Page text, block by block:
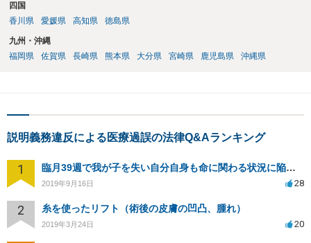
四国
香川県
愛媛県 高知県 徳島県
九州・沖縄
福岡県
佐賀県 長崎県 熊本県 大分県 宮崎県 鹿児島県 沖縄県
説明義務違反による医療過誤の法律Q&Aランキング
1 臨月39週で我が子を失い自分自身も命に関わる状況に陥り病院側を訴える事が出来ますか？
2019年9月16日 28
2 糸を使ったリフト（術後の皮膚の凹凸、腫れ）
2019年3月24日 20